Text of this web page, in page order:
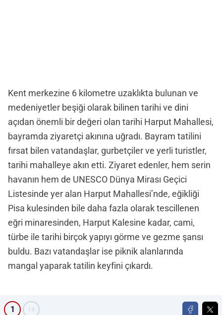
Kent merkezine 6 kilometre uzaklıkta bulunan ve
medeniyetler beşiği olarak bilinen tarihi ve dini
açıdan önemli bir değeri olan tarihi Harput Mahallesi,
bayramda ziyaretçi akınına uğradı. Bayram tatilini
fırsat bilen vatandaşlar, gurbetçiler ve yerli turistler,
tarihi mahalleye akın etti. Ziyaret edenler, hem serin
havanın hem de UNESCO Dünya Mirası Geçici
Listesinde yer alan Harput Mahallesi’nde, eğikliği
Pisa kulesinden bile daha fazla olarak tescillenen
eğri minaresinden, Harput Kalesine kadar, cami,
türbe ile tarihi birçok yapıyı görme ve gezme şansı
buldu. Bazı vatandaşlar ise piknik alanlarında
mangal yaparak tatilin keyfini çıkardı.
1 14